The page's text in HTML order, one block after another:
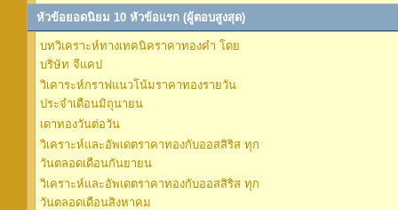
หัวข้อยอดนิยม 10 หัวข้อแรก (ผู้ตอบสูงสุด)
บทวิเคราะห์ทางเทคนิคราคาทองคำ โดย
บริษัท จีแคป
วิเคาระห์กราฟแนวโน้มราคาทองรายวัน
ประจำเดือนมิถุนายน
เดาทองวันต่อวัน
วิเคราะห์และอัพเดตราคาทองกับออสสิริส ทุก
วันตลอดเดือนกันยายน
วิเคราะห์และอัพเดตราคาทองกับออสสิริส ทุก
วันตลอดเดือนสิงหาคม